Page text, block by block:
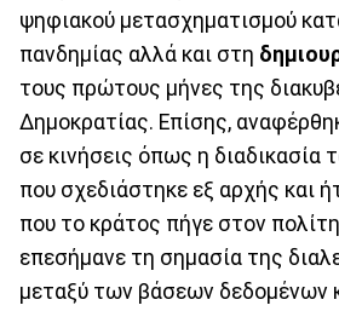
ψηφιακού μετασχηματισμού
πανδημίας αλλά και στη
τους πρώτους μήνες της
Δημοκρατίας. Επίσης,
σε κινήσεις όπως η διαδικασία
που σχεδιάστηκε εξ αρχής και
που το κράτος πήγε στον
επεσήμανε τη σημασία της
μεταξύ των βάσεων δεδομένων